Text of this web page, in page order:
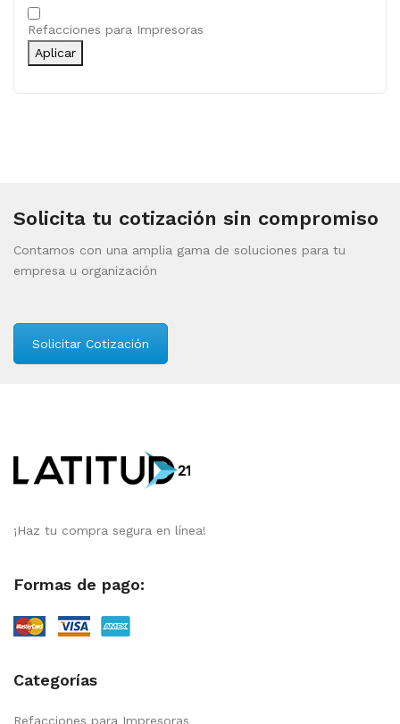
Categoría
Refacciones para Impresoras
Aplicar
Solicita tu cotización sin compromiso
Contamos con una amplia gama de soluciones para tu
empresa u organización
Solicitar Cotización
¡Haz tu compra segura en línea!
Formas de pago:
Categorías
Refacciones para Impresoras